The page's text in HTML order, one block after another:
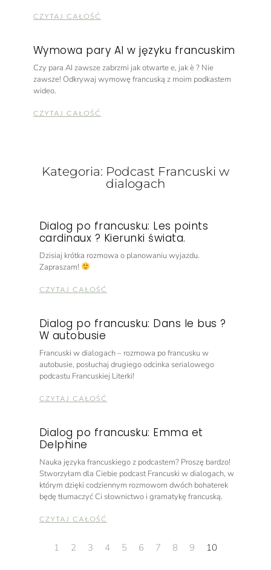
CZYTAJ CAŁOŚĆ
Wymowa pary AI w języku francuskim
Czy para AI zawsze zabrzmi jak otwarte e, jak è ? Nie
zawsze! Odkrywaj wymowę francuską z moim podkastem
wideo.
CZYTAJ CAŁOŚĆ
Kategoria: Podcast Francuski w
dialogach
Dialog po francusku: Les points
cardinaux ? Kierunki świata.
Dzisiaj krótka rozmowa o planowaniu wyjazdu.
Zapraszam!
CZYTAJ CAŁOŚĆ
Dialog po francusku: Dans le bus ?
W autobusie
Francuski w dialogach – rozmowa po francusku w
autobusie, posłuchaj drugiego odcinka serialowego
podcastu Francuskiej Literki!
CZYTAJ CAŁOŚĆ
Dialog po francusku: Emma et
Delphine
Nauka języka francuskiego z podcastem? Proszę bardzo!
Stworzyłam dla Ciebie podcast Francuski w dialogach, w
którym dzięki codziennym rozmowom dwóch bohaterek
będę tłumaczyć Ci słownictwo i gramatykę francuską.
CZYTAJ CAŁOŚĆ
1 2 3 4 5 6 7 8 9 10